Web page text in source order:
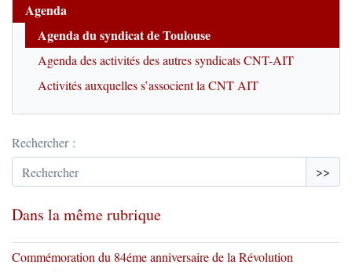
Agenda
Agenda du syndicat de Toulouse
Agenda des activités des autres syndicats CNT-AIT
Activités auxquelles s’associent la CNT AIT
Rechercher :
>>
Dans la même rubrique
Commémoration du 84éme anniversaire de la Révolution